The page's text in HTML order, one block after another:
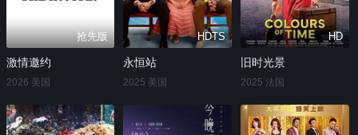
抢先版
激情邀约
2026 美国
HDTS
永恒站
2025 美国
HD
旧时光景
2025 法国